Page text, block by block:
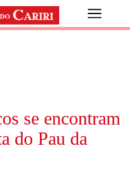
se encontram
do Pau da